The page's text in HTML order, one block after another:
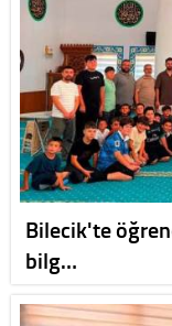
Bilecik'te
bilg…